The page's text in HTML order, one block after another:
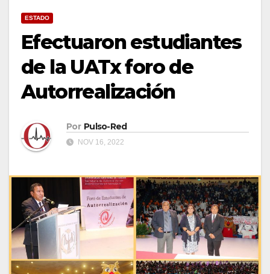
ESTADO
Efectuaron estudiantes
de la UATx foro de
Autorrealización
Por Pulso-Red
NOV 16, 2022